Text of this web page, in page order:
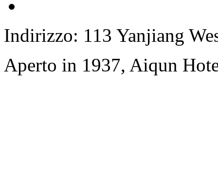
Indirizzo: 113 Yanjiang
Aperto in 1937, Aiqun